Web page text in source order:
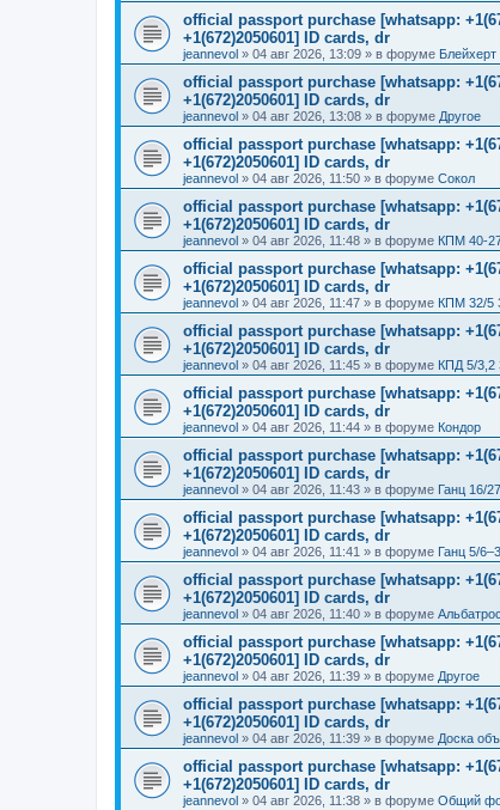
official passport purchase [whatsapp:
+1(672)2050601] ID cards, dr
jeannevol » 04 авг 2026, 13:09 » в форуме Блейхерт
official passport purchase [whatsapp:
+1(672)2050601] ID cards, dr
jeannevol » 04 авг 2026, 13:08 » в форуме Другое
official passport purchase [whatsapp:
+1(672)2050601] ID cards, dr
jeannevol » 04 авг 2026, 11:50 » в форуме Сокол
official passport purchase [whatsapp:
+1(672)2050601] ID cards, dr
jeannevol » 04 авг 2026, 11:48 » в форуме КПМ 40-
official passport purchase [whatsapp:
+1(672)2050601] ID cards, dr
jeannevol » 04 авг 2026, 11:47 » в форуме КПМ 32/5
official passport purchase [whatsapp:
+1(672)2050601] ID cards, dr
jeannevol » 04 авг 2026, 11:45 » в форуме КПД 5/
official passport purchase [whatsapp:
+1(672)2050601] ID cards, dr
jeannevol » 04 авг 2026, 11:44 » в форуме Кондор
official passport purchase [whatsapp:
+1(672)2050601] ID cards, dr
jeannevol » 04 авг 2026, 11:43 » в форуме Ганц 16/
official passport purchase [whatsapp:
+1(672)2050601] ID cards, dr
jeannevol » 04 авг 2026, 11:41 » в форуме Ганц 5/
official passport purchase [whatsapp:
+1(672)2050601] ID cards, dr
jeannevol » 04 авг 2026, 11:40 » в форуме Альбатрос
official passport purchase [whatsapp:
+1(672)2050601] ID cards, dr
jeannevol » 04 авг 2026, 11:39 » в форуме Другое
official passport purchase [whatsapp:
+1(672)2050601] ID cards, dr
jeannevol » 04 авг 2026, 11:39 » в форуме Доска
official passport purchase [whatsapp:
+1(672)2050601] ID cards, dr
jeannevol » 04 авг 2026, 11:38 » в форуме Общий